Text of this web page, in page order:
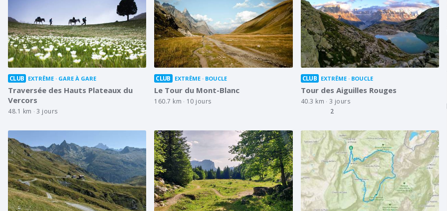
CLUB EXTRÊME GARE À GARE
Traversée des Hauts Plateaux du
Vercors
48.1 km 3 jours
CLUB EXTRÊME BOUCLE
Le Tour du Mont-Blanc
160.7 km 10 jours
CLUB EXTRÊME BOUCLE
Tour des Aiguilles Rouges
40.3 km
3 jours
2